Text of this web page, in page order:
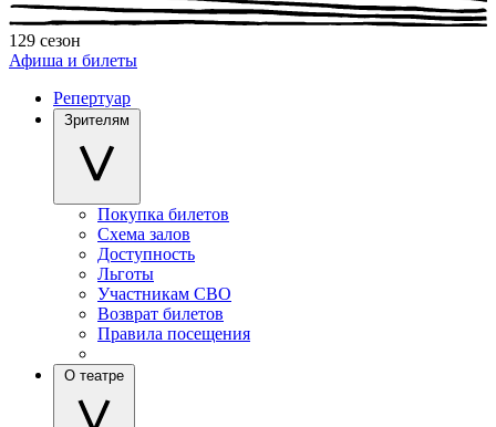
129 сезон
Афиша и билеты
Репертуар
Зрителям
Покупка билетов
Схема залов
Доступность
Льготы
Участникам СВО
Возврат билетов
Правила посещения
О театре